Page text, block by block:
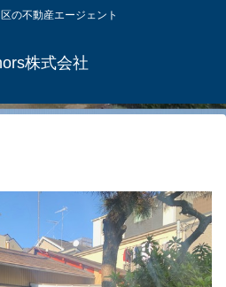
の不動産エージェント
株式会社